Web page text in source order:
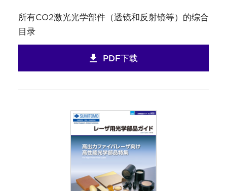
所有CO2激光光学部件（透镜和反射镜等）的综合
目录
PDF下载